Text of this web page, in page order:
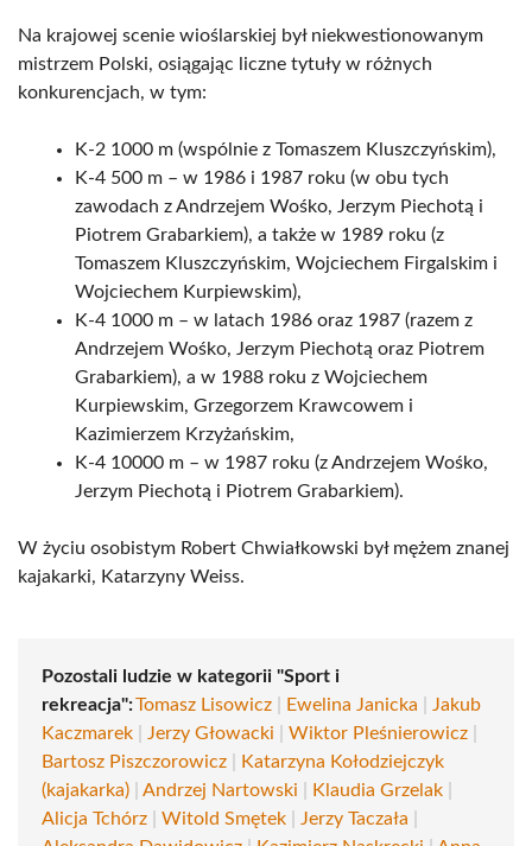
Na krajowej scenie wioślarskiej był niekwestionowanym
mistrzem Polski, osiągając liczne tytuły w różnych
konkurencjach, w tym:
K-2 1000 m (wspólnie z Tomaszem Kluszczyńskim),
K-4 500 m – w 1986 i 1987 roku (w obu tych
zawodach z Andrzejem Wośko, Jerzym Piechotą i
Piotrem Grabarkiem), a także w 1989 roku (z
Tomaszem Kluszczyńskim, Wojciechem Firgalskim i
Wojciechem Kurpiewskim),
K-4 1000 m – w latach 1986 oraz 1987 (razem z
Andrzejem Wośko, Jerzym Piechotą oraz Piotrem
Grabarkiem), a w 1988 roku z Wojciechem
Kurpiewskim, Grzegorzem Krawcowem i
Kazimierzem Krzyżańskim,
K-4 10000 m – w 1987 roku (z Andrzejem Wośko,
Jerzym Piechotą i Piotrem Grabarkiem).
W życiu osobistym Robert Chwiałkowski był mężem znanej
kajakarki, Katarzyny Weiss.
Pozostali ludzie w kategorii "Sport i
rekreacja":Tomasz Lisowicz Ewelina Janicka
Jakub
Kaczmarek
Jerzy Głowacki Wiktor Pleśnierowicz
Bartosz Piszczorowicz
Katarzyna Kołodziejczyk
(kajakarka)
Andrzej Nartowski Klaudia Grzelak
Alicja Tchórz
Witold Smętek Jerzy Taczała